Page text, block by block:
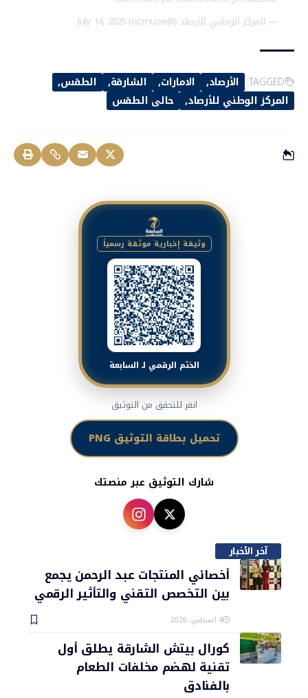
— المركز الوطني للأرصاد (@ncmuae)
July 14, 2025
TAGGED: الأرصاد الامارات الشارقة
الطقس
المركز الوطني للأرصاد
حالى الطقس
وثيقة إخبارية موثقة رسمياً
الختم الرقمي لـ السابعة
انقر للتحقق من التوثيق
تحميل بطاقة التوثيق PNG
شارك التوثيق عبر منصتك
آخر الأخبار
أخصائي المنتجات عبد الرحمن يجمع
بين التخصص التقني والتأثير الرقمي
4 أغسطس، 2026
كورال بيتش الشارقة يطلق أول
تقنية لهضم مخلفات الطعام
بالفنادق